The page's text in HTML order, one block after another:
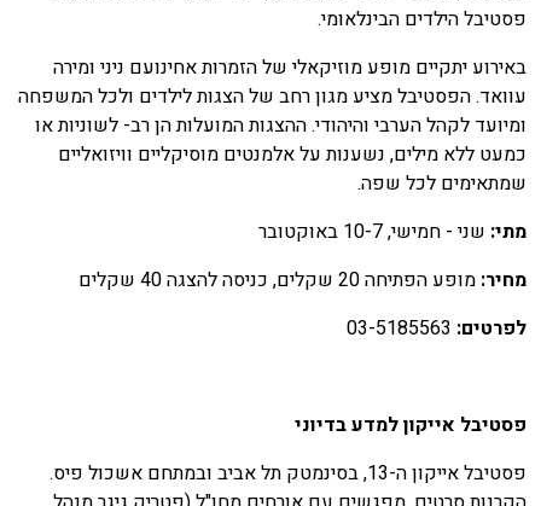
הילדים הבינלאומי.
יתקיים מופע מוזיקאלי של הזמרות אחינועם ניני ומירה
הפסטיבל מציע מגון רחב של הצגות לילדים ולכל המשפחה
לקהל הערבי והיהודי. ההצגות המועלות הן רב- לשוניות או
ללא מילים, נשענות על אלמנטים מוסיקליים וויזואליים
לכל שפה.
שני - חמישי, 10-7 באוקטובר
מופע הפתיחה 20 שקלים, כניסה להצגה 40 שקלים
03-5185563
אייקון למדע בדיוני
פסטיבל אייקון ה-13, בסינמטק תל אביב ובמתחם אשכול פיס.